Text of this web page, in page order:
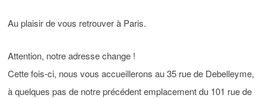
Au plaisir de vous retrouver à Paris.
Attention, notre adresse change !
Cette fois-ci, nous vous accueillerons au 35 rue de Debelleyme,
à quelques pas de notre précédent emplacement du 101 rue de